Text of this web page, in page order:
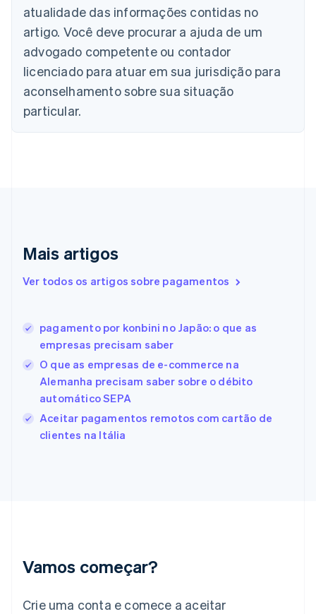
atualidade das informações contidas no
artigo. Você deve procurar a ajuda de um
advogado competente ou contador
licenciado para atuar em sua jurisdição para
aconselhamento sobre sua situação
particular.
Mais artigos
Ver todos os artigos sobre pagamentos
pagamento por konbini no Japão: o que as
empresas precisam saber
O que as empresas de e-commerce na
Alemanha precisam saber sobre o débito
automático SEPA
Aceitar pagamentos remotos com cartão de
clientes na Itália
Vamos começar?
Crie uma conta e comece a aceitar
Brasil
Português English
Bulgária
English
Canadá
China continental
简体中文English
Eslováquia
English
EnglishItaliano
Estados Unidos
EnglishEspañol简体中文
Estônia
English
Finlândia
EnglishSvenska
França
English
Gibraltar
English
Italiano English